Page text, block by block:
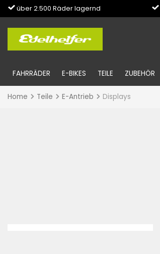
über 2.500 Räder lagernd
FAHRRÄDER E-BIKES TEILE ZUBEHÖR
Home Teile E-Antrieb Displays